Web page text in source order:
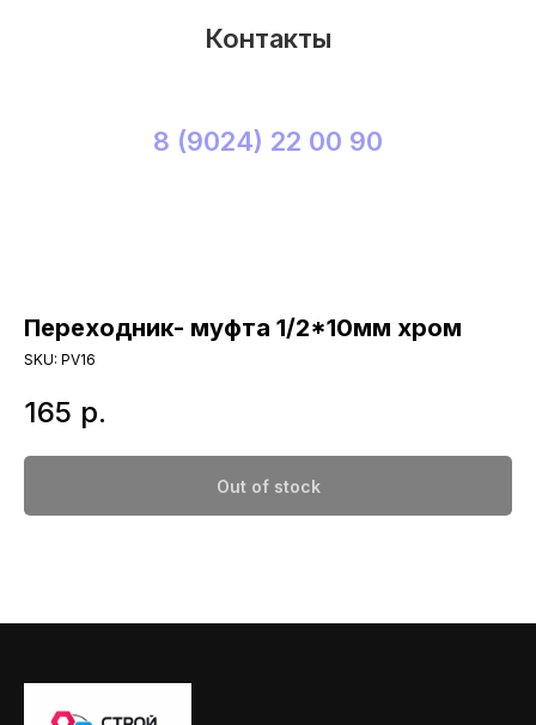
Контакты
8 (9024) 22 00 90
Переходник- муфта 1/2*10мм хром
SKU: PV16
165 р.
Out of stock